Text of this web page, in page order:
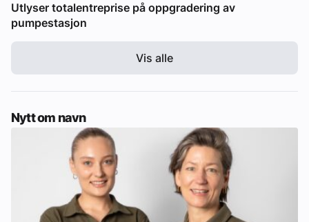
Utlyser totalentreprise på oppgradering av
pumpestasjon
Vis alle
Nytt om navn